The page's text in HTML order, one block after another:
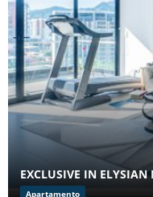
EXCLUSIVE IN
Apartamento